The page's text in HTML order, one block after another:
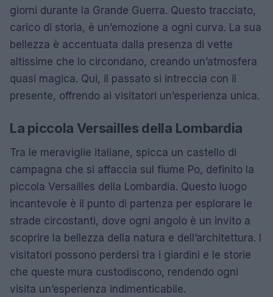
giorni durante la Grande Guerra. Questo tracciato,
carico di storia, è un’emozione a ogni curva. La sua
bellezza è accentuata dalla presenza di vette
altissime che lo circondano, creando un’atmosfera
quasi magica. Qui, il passato si intreccia con il
presente, offrendo ai visitatori un’esperienza unica.
La piccola Versailles della Lombardia
Tra le meraviglie italiane, spicca un castello di
campagna che si affaccia sul fiume Po, definito la
piccola Versailles della Lombardia. Questo luogo
incantevole è il punto di partenza per esplorare le
strade circostanti, dove ogni angolo è un invito a
scoprire la bellezza della natura e dell’architettura. I
visitatori possono perdersi tra i giardini e le storie
che queste mura custodiscono, rendendo ogni
visita un’esperienza indimenticabile.